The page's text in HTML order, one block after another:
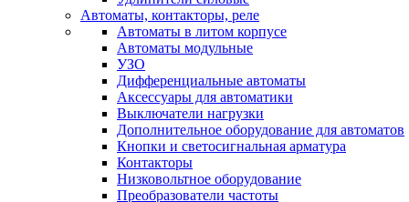
Автоматы, контакторы, реле
Автоматы в литом корпусе
Автоматы модульные
УЗО
Дифференциальные автоматы
Аксессуары для автоматики
Выключатели нагрузки
Дополнительное оборудование для автоматов
Кнопки и светосигнальная арматура
Контакторы
Низковольтное оборудование
Преобразователи частоты